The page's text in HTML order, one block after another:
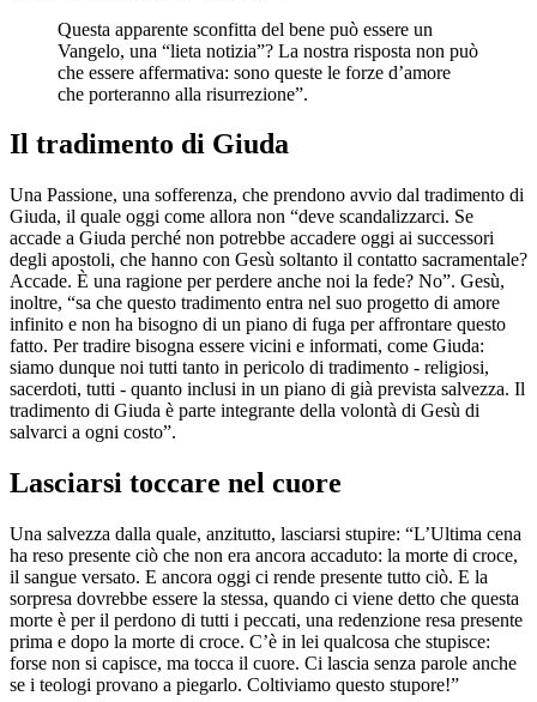
Questa apparente sconfitta del bene può essere un
Vangelo, una “lieta notizia”? La nostra risposta non può
che essere affermativa: sono queste le forze d’amore
che porteranno alla risurrezione”.
Il tradimento di Giuda
Una Passione, una sofferenza, che prendono avvio dal tradimento di
Giuda, il quale oggi come allora non “deve scandalizzarci. Se
accade a Giuda perché non potrebbe accadere oggi ai successori
degli apostoli, che hanno con Gesù soltanto il contatto sacramentale?
Accade. È una ragione per perdere anche noi la fede? No”. Gesù,
inoltre, “sa che questo tradimento entra nel suo progetto di amore
infinito e non ha bisogno di un piano di fuga per affrontare questo
fatto. Per tradire bisogna essere vicini e informati, come Giuda:
siamo dunque noi tutti tanto in pericolo di tradimento - religiosi,
sacerdoti, tutti - quanto inclusi in un piano di già prevista salvezza. Il
tradimento di Giuda è parte integrante della volontà di Gesù di
salvarci a ogni costo”.
Lasciarsi toccare nel cuore
Una salvezza dalla quale, anzitutto, lasciarsi stupire: “L’Ultima cena
ha reso presente ciò che non era ancora accaduto: la morte di croce,
il sangue versato. E ancora oggi ci rende presente tutto ciò. E la
sorpresa dovrebbe essere la stessa, quando ci viene detto che questa
morte è per il perdono di tutti i peccati, una redenzione resa presente
prima e dopo la morte di croce. C’è in lei qualcosa che stupisce:
forse non si capisce, ma tocca il cuore. Ci lascia senza parole anche
se i teologi provano a piegarlo. Coltiviamo questo stupore!”